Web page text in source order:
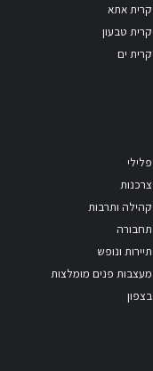
קרית אתא
קרית טבעון
קרית ים
פלילי
צרכנות
קהילה ותרבות
תחבורה
תיירות ונופש
מעצבות פנים מומלצות
בצפון